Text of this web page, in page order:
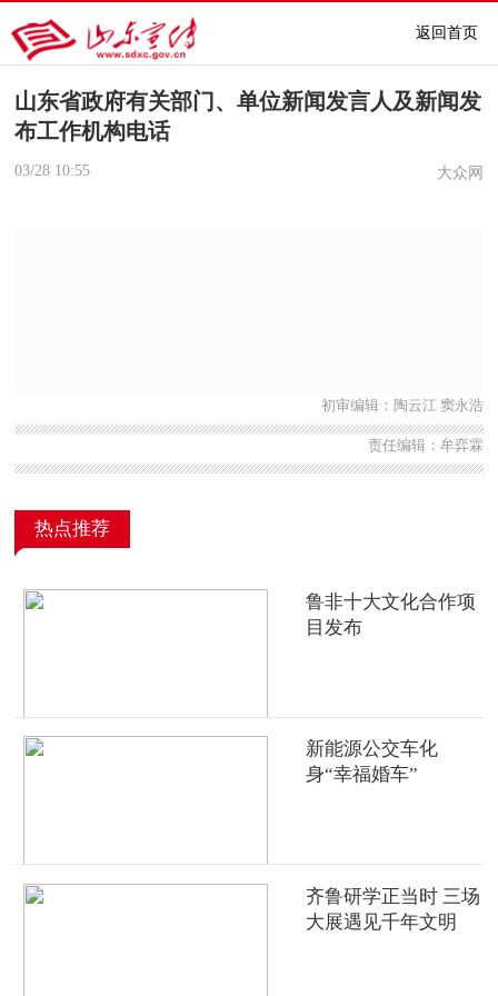
返回首页
山东省政府有关部门、单位新闻发言人及新闻发
布工作机构电话
03/28 10:55 大众网
初审编辑：陶云江 窦永浩
责任编辑：牟弈霖
热点推荐
鲁非十大文化合作项
目发布
新能源公交车化
身“幸福婚车”
齐鲁研学正当时 三场
大展遇见千年文明